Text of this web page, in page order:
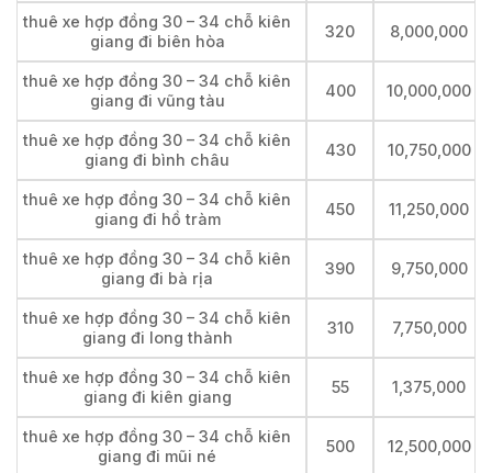
thuê xe hợp đồng 30 – 34 chỗ kiên
giang đi biên hòa
320 8,000,000
thuê xe hợp đồng 30 – 34 chỗ kiên
giang đi vũng tàu
400 10,000,000
thuê xe hợp đồng 30 – 34 chỗ kiên
giang đi bình châu
430 10,750,000
thuê xe hợp đồng 30 – 34 chỗ kiên
giang đi hồ tràm
450 11,250,000
thuê xe hợp đồng 30 – 34 chỗ kiên
giang đi bà rịa
390 9,750,000
thuê xe hợp đồng 30 – 34 chỗ kiên
giang đi long thành
310 7,750,000
thuê xe hợp đồng 30 – 34 chỗ kiên
giang đi kiên giang
55 1,375,000
thuê xe hợp đồng 30 – 34 chỗ kiên
giang đi mũi né
500 12,500,000